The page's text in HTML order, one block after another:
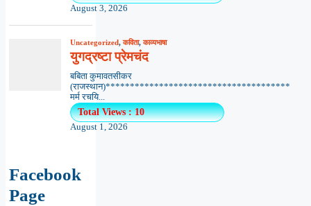
August 3, 2026
Uncategorized,कविता,काव्यभाषा
युगद्रष्टा प्रेमचंद
बबिता कुमावतसीकर
(राजस्थान)**************************************
मर्म रचयि...
Total Views : 10
August 1, 2026
Facebook
Page